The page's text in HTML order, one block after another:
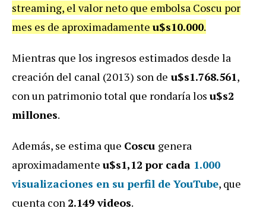
streaming, el valor neto que embolsa Coscu por
mes es de aproximadamente u$s10.000.
Mientras que los ingresos estimados desde la
creación del canal (2013) son de u$s1.768.561,
con un patrimonio total que rondaría los u$s2
millones.
Además, se estima que Coscu genera
aproximadamente u$s1,12 por cada 1.000
visualizaciones en su perfil de YouTube, que
cuenta con 2.149 videos.